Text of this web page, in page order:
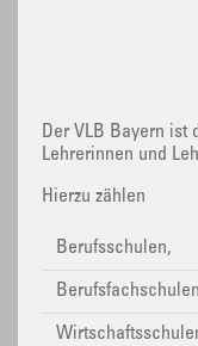
Der VLB Bayern ist
Lehrerinnen und
Hierzu zählen
Berufsschulen,